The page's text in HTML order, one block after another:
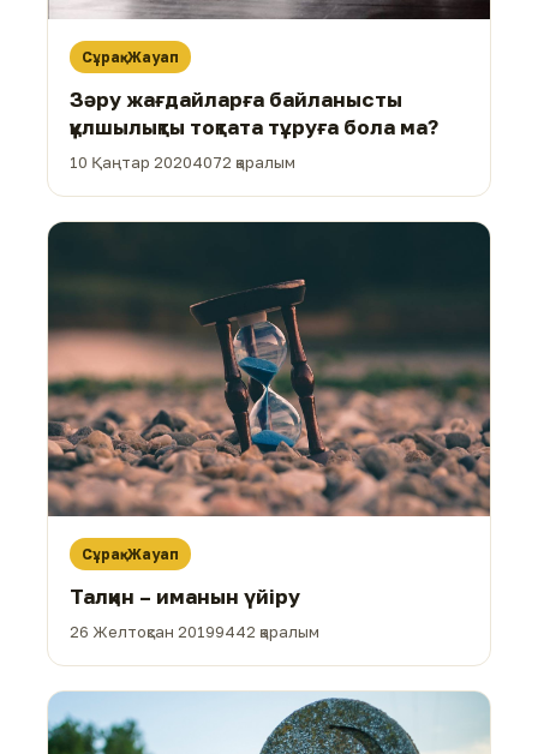
Сұрақ-Жауап
Зәру жағдайларға байланысты
құлшылықты тоқтата тұруға бола ма?
10 Қаңтар 20204072 қаралым
Сұрақ-Жауап
Талқин – иманын үйіру
26 Желтоқсан 20199442 қаралым